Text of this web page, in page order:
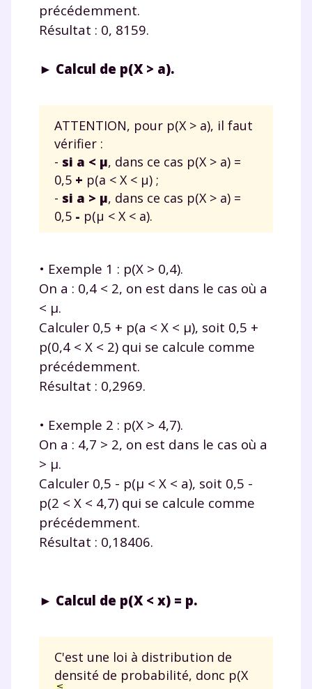
précédemment.
Résultat : 0, 8159.
► Calcul de p(X > a).
ATTENTION, pour p(X > a), il faut
vérifier :
- si a < μ, dans ce cas p(X > a) =
0,5 + p(a < X < μ) ;
- si a > μ, dans ce cas p(X > a) =
0,5 - p(μ < X < a).
• Exemple 1 : p(X > 0,4).
On a : 0,4 < 2, on est dans le cas où a
< μ.
Calculer 0,5 + p(a < X < μ), soit 0,5 +
p(0,4 < X < 2) qui se calcule comme
précédemment.
Résultat : 0,2969.
• Exemple 2 : p(X > 4,7).
On a : 4,7 > 2, on est dans le cas où a
> μ.
Calculer 0,5 - p(μ < X < a), soit 0,5 -
p(2 < X < 4,7) qui se calcule comme
précédemment.
Résultat : 0,18406.
► Calcul de p(X < x) = p.
C'est une loi à distribution de
densité de probabilité, donc p(X